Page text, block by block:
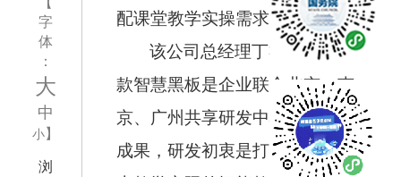
字
体
：
大
中
小】
浏
配课堂教学实操需求。
该公司总经理丁礼平介绍，这
款智慧黑板是企业联合北京、南
京、广州共享研发中心自主攻关的
成果，研发初衷是打造贴合新疆本